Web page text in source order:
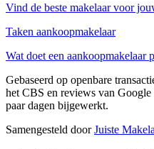
Vind de beste makelaar voor
Taken aankoopmakelaar
Wat doet een aankoopmakelaar
Gebaseerd op openbare
het CBS en reviews van
paar dagen bijgewerkt.
Samengesteld doorJuiste